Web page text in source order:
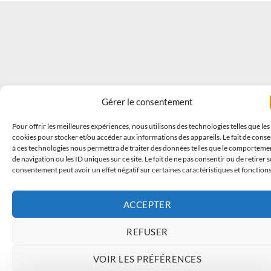
Gérer le consentement
Pour offrir les meilleures expériences, nous utilisons des technologies telles que les
cookies pour stocker et/ou accéder aux informations des appareils. Le fait de
à ces technologies nous permettra de traiter des données telles que le
de navigation ou les ID uniques sur ce site. Le fait de ne pas consentir ou de retirer
consentement peut avoir un effet négatif sur certaines caractéristiques et
ACCEPTER
REFUSER
VOIR LES PRÉFÉRENCES